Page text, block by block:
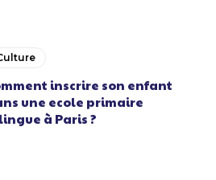
inscrire son enfant
une ecole primaire
à Paris ?